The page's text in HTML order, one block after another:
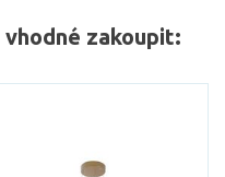
zakoupit: